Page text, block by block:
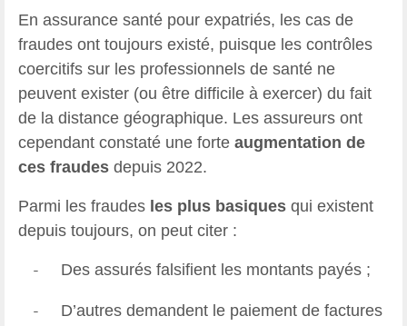
En assurance santé pour expatriés, les cas de
fraudes ont toujours existé, puisque les contrôles
coercitifs sur les professionnels de santé ne
peuvent exister (ou être difficile à exercer) du fait
de la distance géographique. Les assureurs ont
cependant constaté une forte augmentation de
ces fraudes depuis 2022.
Parmi les fraudes les plus basiques qui existent
depuis toujours, on peut citer :
- Des assurés falsifient les montants payés ;
-
D’autres demandent le paiement de factures